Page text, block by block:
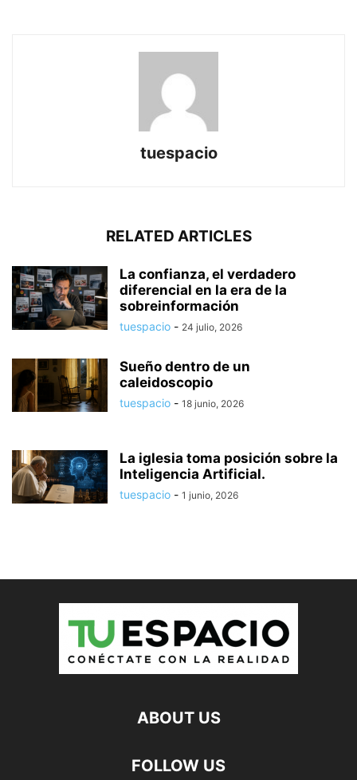
tuespacio
RELATED ARTICLES
La confianza, el verdadero
diferencial en la era de la
sobreinformación
tuespacio - 24 julio, 2026
Sueño dentro de un
caleidoscopio
tuespacio - 18 junio, 2026
La iglesia toma posición sobre la
Inteligencia Artificial.
tuespacio - 1 junio, 2026
ABOUT US
FOLLOW US